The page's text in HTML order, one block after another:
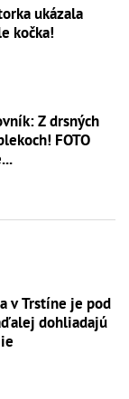
ukázala
kočka!
Z drsných
FOTO
v Trstíne je pod
dohliadajú